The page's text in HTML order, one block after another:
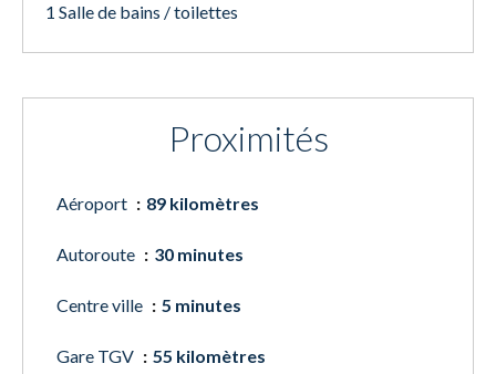
1 Salle de bains / toilettes
Proximités
Aéroport 89 kilomètres
Autoroute 30 minutes
Centre ville 5 minutes
Gare TGV 55 kilomètres